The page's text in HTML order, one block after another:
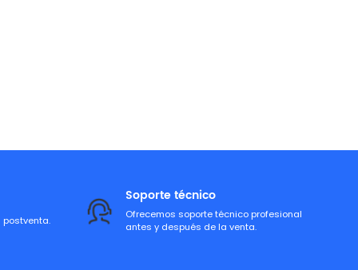
Soporte técnico
Ofrecemos soporte técnico profesional
antes y después de la venta.